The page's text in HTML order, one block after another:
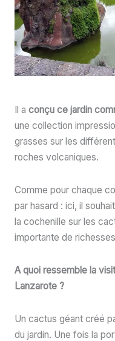
Il a conçu ce jardin
une collection
grasses sur les
roches volcaniques.
Comme pour chaque
par hasard : ici, il
la cochenille sur les
importante de richesses
A quoi ressemble la
Lanzarote ?
Un cactus géant créé
du jardin. Une fois la